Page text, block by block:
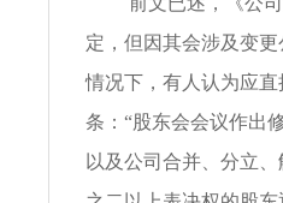
定，但因其会涉及变
情况下，有人认为应
条：“股东会会议作出
以及公司合并、分立